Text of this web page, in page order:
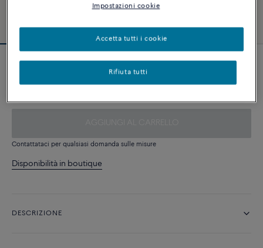
340 €
Contattataci per qualsiasi domanda sulle misure
Disponibilità in boutique
DESCRIZIONE
Impostazioni cookie
Rifiuta tutti
Accetta tutti i cookie